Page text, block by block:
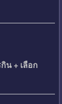
น + เลือก